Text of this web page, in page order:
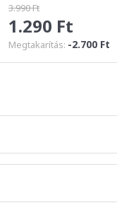
3.990 Ft
1.290 Ft
Megtakarítás: -2.700 Ft